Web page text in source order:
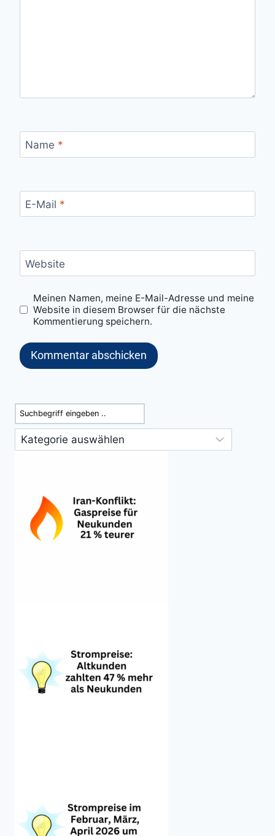
Name *
E-Mail *
Website
Meinen Namen, meine E-Mail-Adresse und meine
Website in diesem Browser für die nächste
Kommentierung speichern.
Suchen
Kategorien